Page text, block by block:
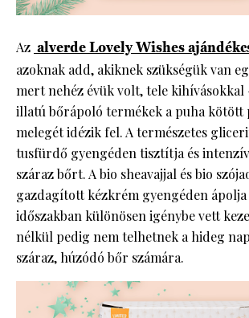
Az alverde Lovely Wishes
azoknak add, akiknek szükségük van
mert nehéz évük volt, tele kihívásokkal
illatú bőrápoló termékek a puha kötött
melegét idézik fel. A természetes
tusfürdő gyengéden tisztítja és
száraz bőrt. A bio sheavajjal és bio
gazdagított kézkrém gyengéden
időszakban különösen igénybe vett
nélkül pedig nem telhetnek a hideg
száraz, húzódó bőr számára.